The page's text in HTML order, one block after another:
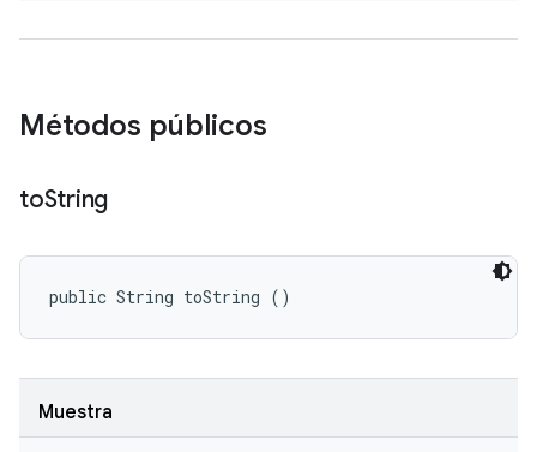
Métodos públicos
toString
public String toString ()
Muestra